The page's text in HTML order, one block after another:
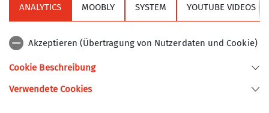
Alpenverein
Sektion Turner-Alpenkränzchen des Deutschen Alpenvereins e.V.
ANALYTICS MOOBLY SYSTEM YOUTUBE VIDEOS
Akzeptieren (Übertragung von Nutzerdaten und Cookie)
Cookie Beschreibung
Verwendete Cookies